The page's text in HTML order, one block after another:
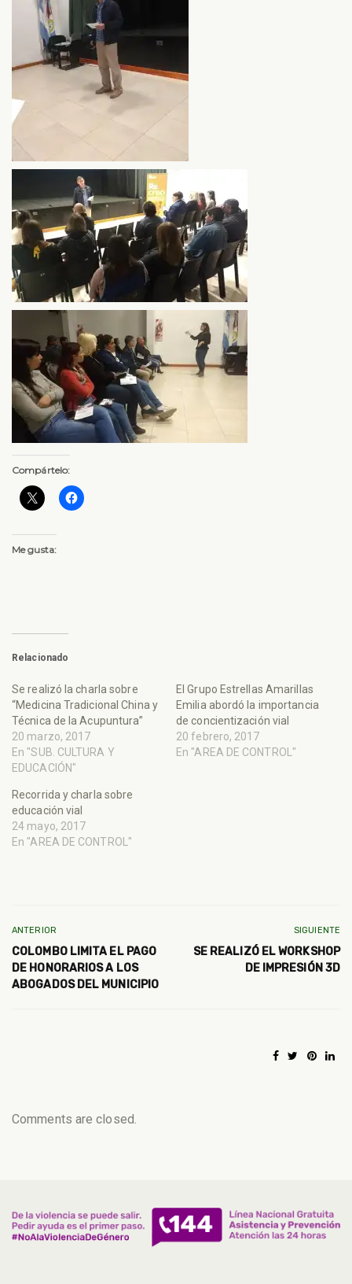
Compártelo:
Me gusta:
Relacionado
Se realizó la charla sobre
“Medicina Tradicional China y
Técnica de la Acupuntura”
20 marzo, 2017
En "SUB. CULTURA Y
EDUCACIÓN"
El Grupo Estrellas Amarillas
Emilia abordó la importancia
de concientización vial
20 febrero, 2017
En "AREA DE CONTROL"
Recorrida y charla sobre
educación vial
24 mayo, 2017
En "AREA DE CONTROL"
ANTERIOR
COLOMBO LIMITA EL PAGO
DE HONORARIOS A LOS
ABOGADOS DEL MUNICIPIO
SIGUIENTE
SE REALIZÓ EL WORKSHOP
DE IMPRESIÓN 3D
Comments are closed.